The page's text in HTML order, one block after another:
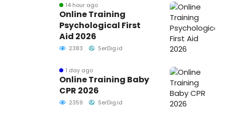
14 hour ago
Online Training
Psychological First
Aid 2026
2383 SerDig.id
1 day ago
Online Training Baby
CPR 2026
2359 SerDig.id